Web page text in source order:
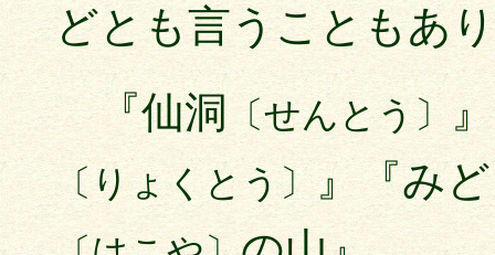
どとも言うこともあ
『仙洞 〔せんとう〕
〔りょくとう〕』『み